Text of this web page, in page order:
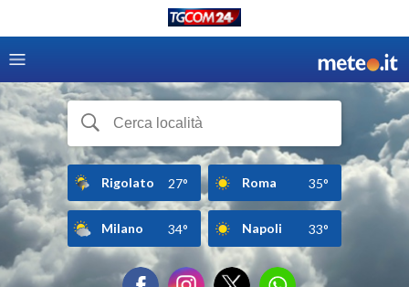
Rigolato 27° Roma 35°
Milano 34° Napoli 33°